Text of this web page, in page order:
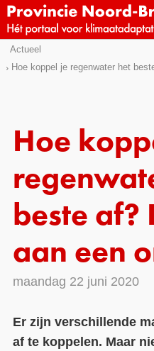
Sla
links
naar
Direct
naar
de
inhoud
Actueel
Hoe koppel je regenwater het
Hoe
beste af?
aan een
maandag 22 juni 2020
Er zijn verschillende
af te koppelen. Maar